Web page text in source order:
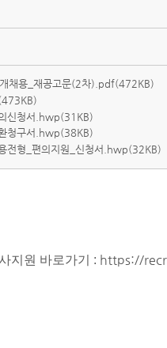
채용_재공고문(2차).pdf(472KB)
신청서.hwp(31KB)
청구서.hwp(38KB)
전형_편의지원_신청서.hwp(32KB)
지원 바로가기 : https://